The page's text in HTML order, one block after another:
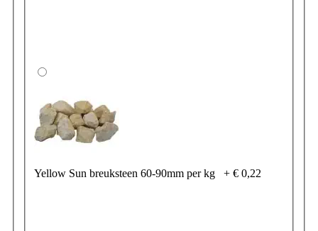
Yellow Sun breuksteen 60-90mm per kg + € 0,22